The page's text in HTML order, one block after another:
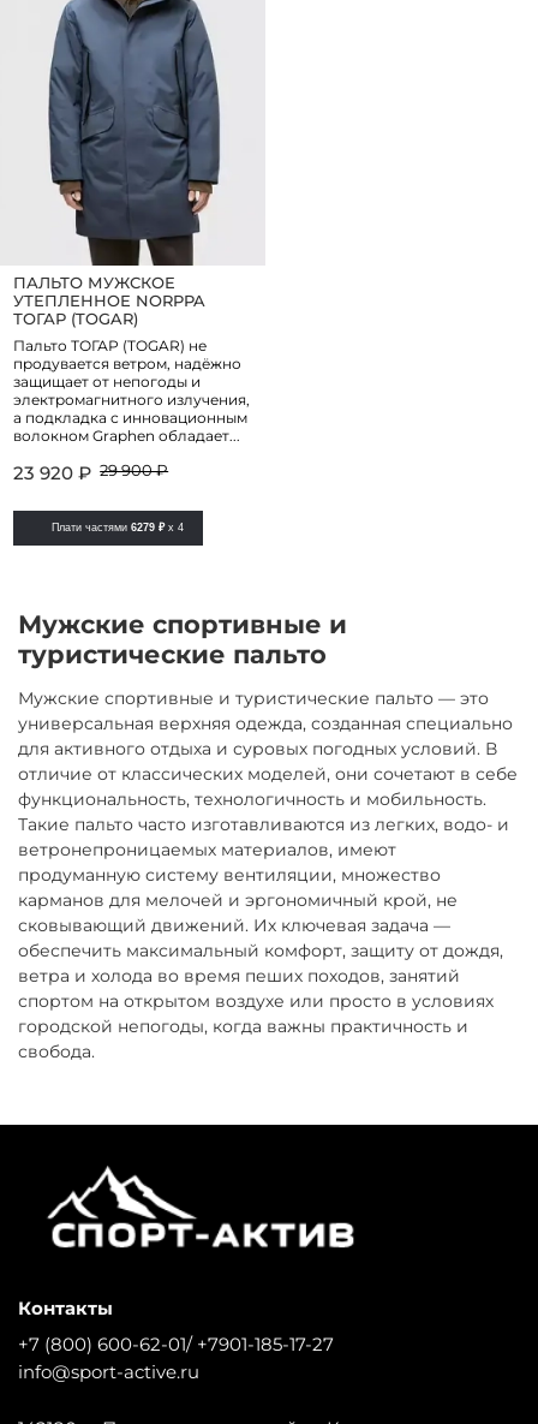
ПАЛЬТО МУЖСКОЕ
УТЕПЛЕННОЕ NORPPA
ТОГАР (TOGAR)
Пальто ТОГАР (TOGAR) не
продувается ветром, надёжно
защищает от непогоды и
электромагнитного излучения,
а подкладка с инновационным
волокном Graphen обладает...
23 920 ₽ 29 900 ₽
Плати частями6279 ₽ x 4
Мужские спортивные и
туристические пальто
Мужские спортивные и туристические пальто — это
универсальная верхняя одежда, созданная специально
для активного отдыха и суровых погодных условий. В
отличие от классических моделей, они сочетают в себе
функциональность, технологичность и мобильность.
Такие пальто часто изготавливаются из легких, водо- и
ветронепроницаемых материалов, имеют
продуманную систему вентиляции, множество
карманов для мелочей и эргономичный крой, не
сковывающий движений. Их ключевая задача —
обеспечить максимальный комфорт, защиту от дождя,
ветра и холода во время пеших походов, занятий
спортом на открытом воздухе или просто в условиях
городской непогоды, когда важны практичность и
свобода.
Контакты
+7 (800) 600-62-01/ +7901-185-17-27
info@sport-active.ru